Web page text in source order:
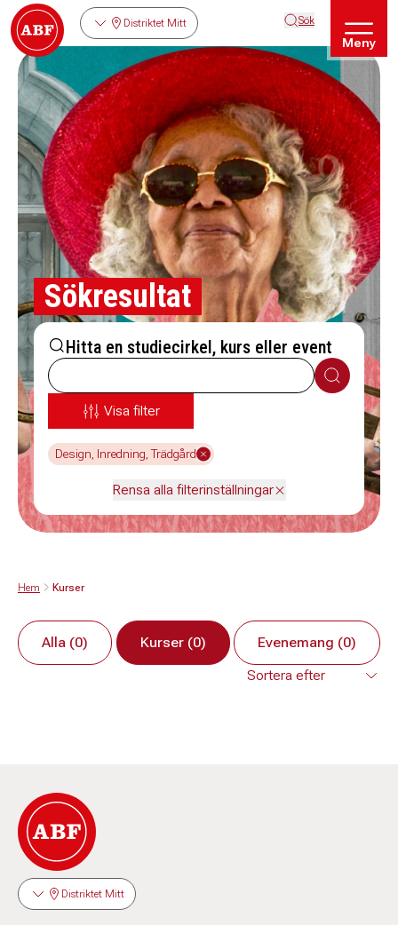
Distriktet Mitt Sök
Meny
Sökresultat
Hitta en studiecirkel, kurs eller event
Sök
Visa filter
Design, Inredning, Trädgård
Rensa alla filterinställningar
Hem Kurser
Alla (0) Kurser (0) Evenemang (0)
Distriktet Mitt